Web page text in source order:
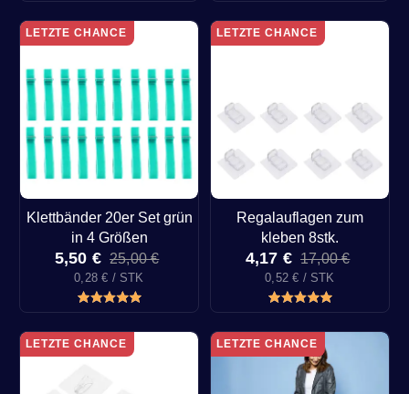
LETZTE CHANCE
Klettbänder 20er Set grün
in 4 Größen
5,50 € 25,00 €
0,28 € / STK
LETZTE CHANCE
Regalauflagen zum
kleben 8stk.
4,17 € 17,00 €
0,52 € / STK
LETZTE CHANCE LETZTE CHANCE